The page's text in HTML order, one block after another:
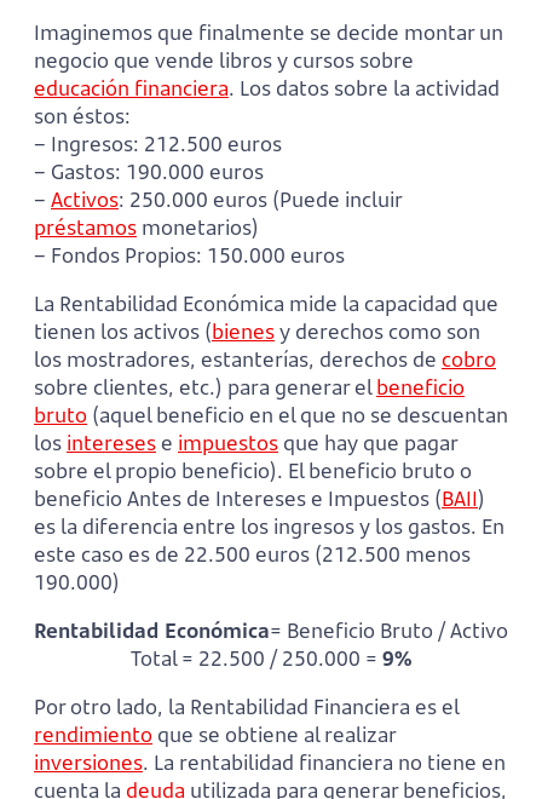
Imaginemos que finalmente se decide montar un
negocio que vende libros y cursos sobre
educación financiera. Los datos sobre la actividad
son éstos:
– Ingresos: 212.500 euros
– Gastos: 190.000 euros
– Activos: 250.000 euros (Puede incluir
préstamos monetarios)
– Fondos Propios: 150.000 euros
La Rentabilidad Económica mide la capacidad que
tienen los activos (bienesy derechos como son
los mostradores, estanterías, derechos de cobro
sobre clientes, etc.) para generar elbeneficio
bruto (aquel beneficio en el que no se descuentan
los interesese impuestos que hay que pagar
sobre el propio beneficio). El beneficio bruto o
beneficio Antes de Intereses e Impuestos (BAII)
es la diferencia entre los ingresos y los gastos. En
este caso es de 22.500 euros (212.500 menos
190.000)
Rentabilidad Económica= Beneficio Bruto / Activo
Total = 22.500 / 250.000 = 9%
Por otro lado, la Rentabilidad Financiera es el
rendimiento que se obtiene al realizar
inversiones. La rentabilidad financiera no tiene en
cuenta la deuda utilizada para generar beneficios,